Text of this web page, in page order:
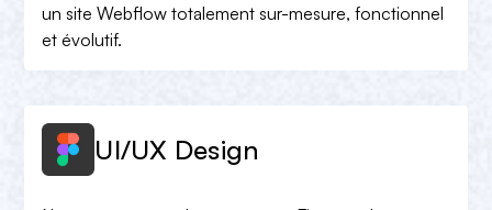
un site Webflow totalement sur-mesure, fonctionnel
et évolutif.
UI/UX Design